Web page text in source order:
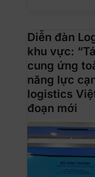
Diễn đàn
khu vực:
cung ứng
năng lực
logistics
đoạn mới